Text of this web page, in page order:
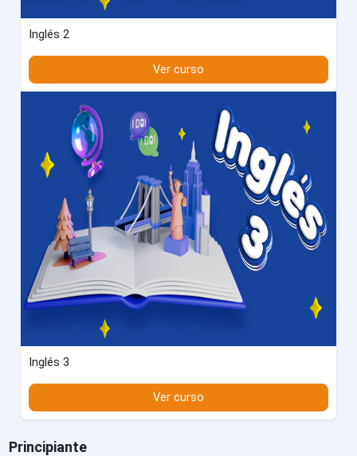
Inglés 2
Ver curso
Inglés 3
Ver curso
Principiante